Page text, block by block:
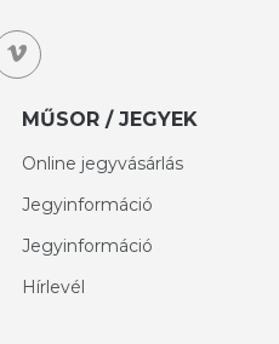
MŰSOR / JEGYEK
Online jegyvásárlás
Jegyinformáció
Jegyinformáció
Hírlevél